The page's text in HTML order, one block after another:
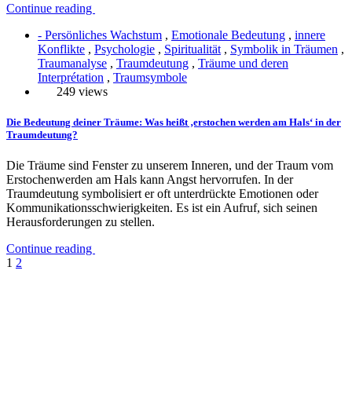
Continue reading
- Persönliches Wachstum , Emotionale Bedeutung , innere
Konflikte , Psychologie , Spiritualität , Symbolik in Träumen ,
Traumanalyse , Traumdeutung , Träume und deren
Interprétation , Traumsymbole
249 views
Die Bedeutung deiner Träume: Was heißt ‚erstochen werden am Hals‘ in der
Traumdeutung?
Die Träume sind Fenster zu unserem Inneren, und der Traum vom
Erstochenwerden am Hals kann Angst hervorrufen. In der
Traumdeutung symbolisiert er oft unterdrückte Emotionen oder
Kommunikationsschwierigkeiten. Es ist ein Aufruf, sich seinen
Herausforderungen zu stellen.
Continue reading
Seitennummerierung
1 2